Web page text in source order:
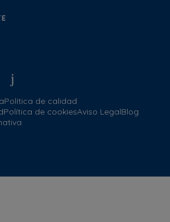
Política de calidad
Política de cookiesAviso LegalBlog